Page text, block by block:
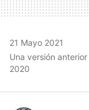
21 Mayo 2021
Una versión
2020